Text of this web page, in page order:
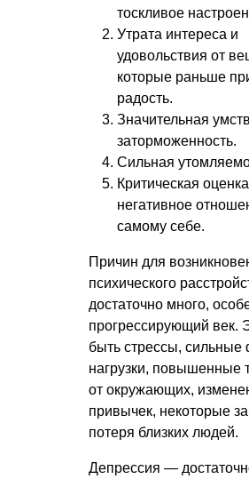
тоскливое
Утрата интереса и
удовольствия от
которые раньше
радость.
Значительная
заторможенность.
Сильная
Критическая
негативное
самому себе.
Причин для
психического
достаточно много,
прогрессирующий век.
быть стрессы, сильные
нагрузки, повышенные
от окружающих,
привычек, некоторые
потеря близких людей.
Депрессия —